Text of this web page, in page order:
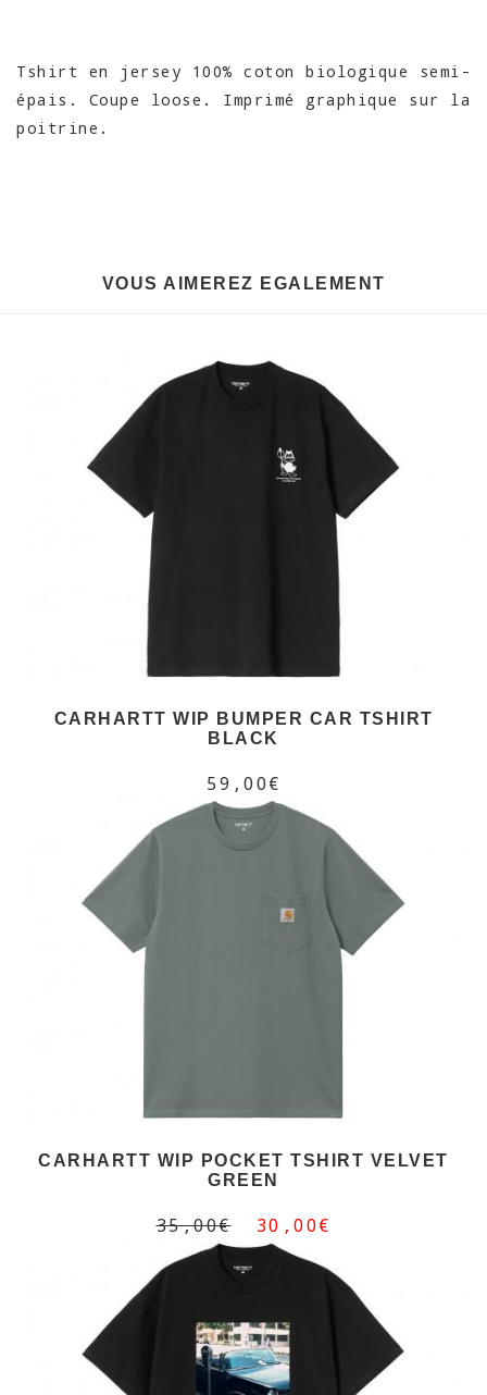
Tshirt en jersey 100% coton biologique semi-
épais. Coupe loose. Imprimé graphique sur la
poitrine.
VOUS AIMEREZ EGALEMENT
CARHARTT WIP BUMPER CAR TSHIRT
BLACK
59,00€
CARHARTT WIP POCKET TSHIRT VELVET
GREEN
35,00€ 30,00€